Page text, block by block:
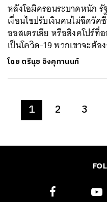
หลังโอมิครอนระบาดหนัก
เงื่อนไขปรับเงินคนไม่ฉีดวั
ออสเตรเลีย หรือสิงคโปร์
เป็นโควิด-19 พวกเขาจะต้อ
โดย ตรีนุช อิงคุทานนท์
1 2 3